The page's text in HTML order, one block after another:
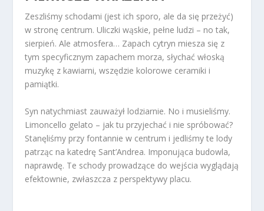
Zeszliśmy schodami (jest ich sporo, ale da się przeżyć)
w stronę centrum. Uliczki wąskie, pełne ludzi – no tak,
sierpień. Ale atmosfera… Zapach cytryn miesza się z
tym specyficznym zapachem morza, słychać włoską
muzykę z kawiarni, wszędzie kolorowe ceramiki i
pamiątki.
Syn natychmiast zauważył lodziarnie. No i musieliśmy.
Limoncello gelato – jak tu przyjechać i nie spróbować?
Stanęliśmy przy fontannie w centrum i jedliśmy te lody
patrząc na katedrę Sant’Andrea. Imponująca budowla,
naprawdę. Te schody prowadzące do wejścia wyglądają
efektownie, zwłaszcza z perspektywy placu.